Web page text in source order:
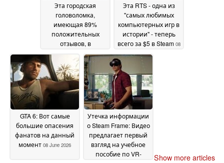
Эта городская
головоломка,
имеющая 89%
положительных
отзывов, в
настоящее время
продается со
скидкой 50% в Steam
09 June 2026
Эта RTS - одна из
"самых любимых
компьютерных игр в
истории" - теперь
всего за $5 в Steam 08
June 2026
GTA 6: Вот самые
большие опасения
фанатов на данный
момент 08 June 2026
Утечка информации
о Steam Frame: Видео
предлагает первый
взгляд на учебное
пособие по VR-
Show more articles